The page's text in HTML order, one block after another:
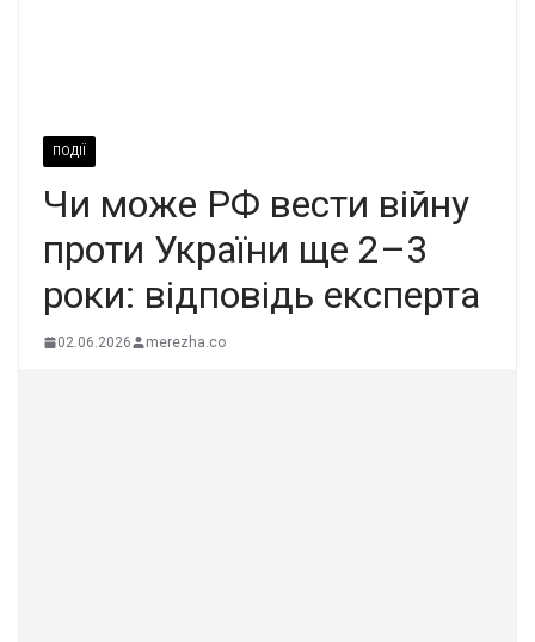
ПОДІЇ
Чи може РФ вести війну
проти України ще 2–3
роки: відповідь експерта
02.06.2026 merezha.co